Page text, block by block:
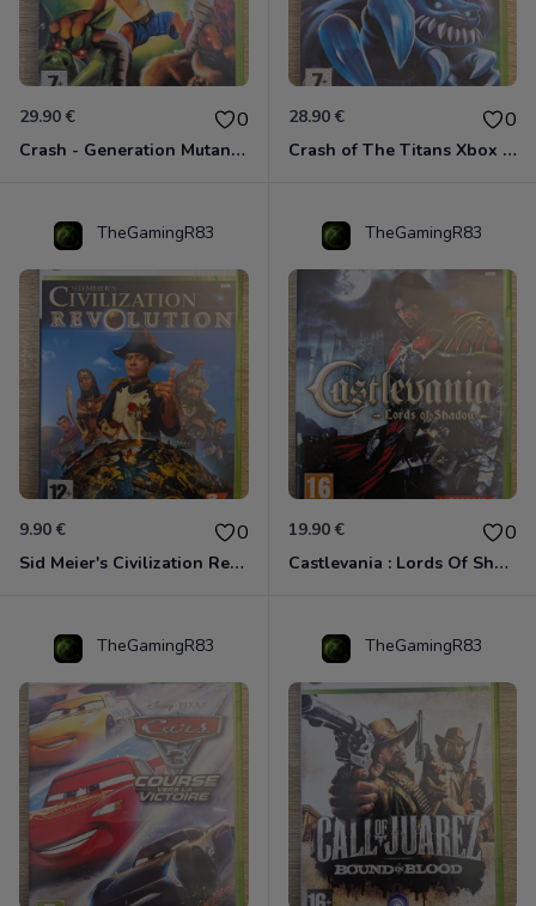
29.90 € 0
Crash - Generation Mutant Xbox 360
28.90 € 0
Crash of The Titans Xbox 360
TheGamingR83
9.90 € 0
Sid Meier's Civilization Revolution Xbox 360
TheGamingR83
19.90 € 0
Castlevania : Lords Of Shadow Xbox 360
TheGamingR83 TheGamingR83